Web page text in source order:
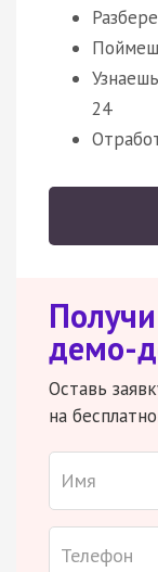
24
демо-
Оставь
на